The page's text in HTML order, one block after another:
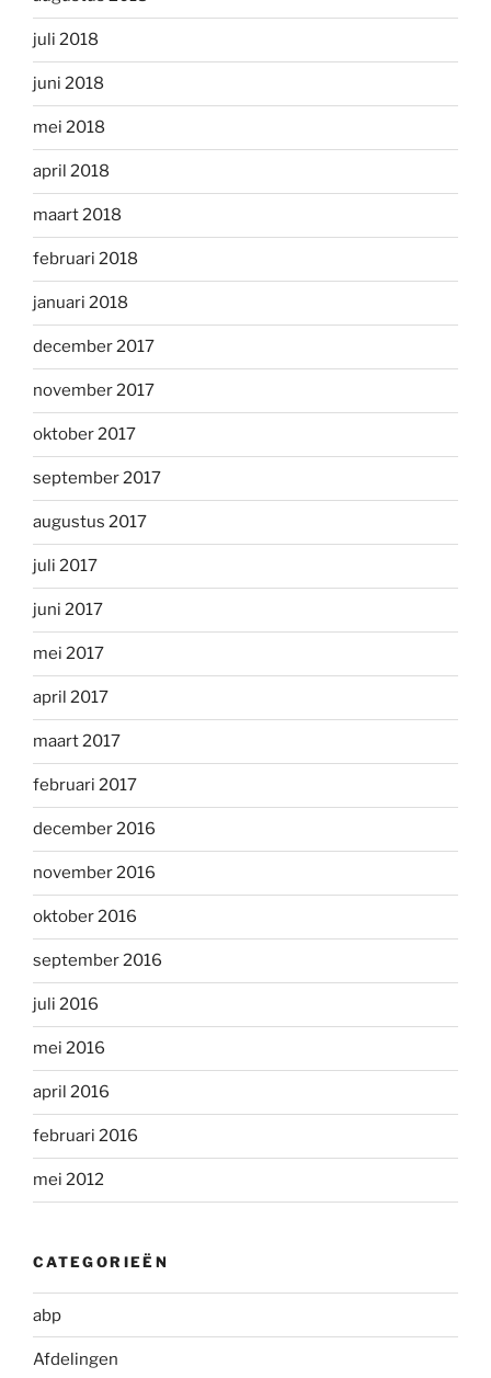
juli 2018
juni 2018
mei 2018
april 2018
maart 2018
februari 2018
januari 2018
december 2017
november 2017
oktober 2017
september 2017
augustus 2017
juli 2017
juni 2017
mei 2017
april 2017
maart 2017
februari 2017
december 2016
november 2016
oktober 2016
september 2016
juli 2016
mei 2016
april 2016
februari 2016
mei 2012
CATEGORIEËN
abp
Afdelingen